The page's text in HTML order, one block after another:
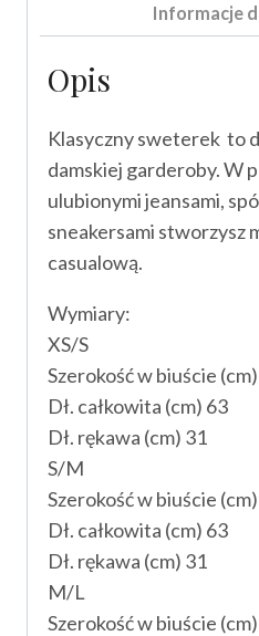
Informacje
Opis
Klasyczny sweterek to
damskiej garderoby. W
ulubionymi jeansami,
sneakersami stworzysz
casualową.
Wymiary:
XS/S
Szerokość w biuście
Dł. całkowita (cm) 63
Dł. rękawa (cm) 31
S/M
Szerokość w biuście
Dł. całkowita (cm) 63
Dł. rękawa (cm) 31
M/L
Szerokość w biuście